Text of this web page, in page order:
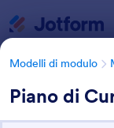
Modelli di modulo
Piano di
Categorie